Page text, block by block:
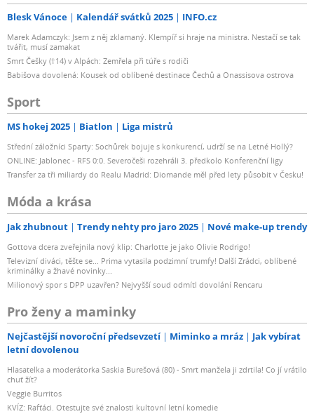
Blesk Vánoce Kalendář svátků 2025 INFO.cz
Marek Adamczyk: Jsem z něj zklamaný. Klempíř si hraje na ministra. Nestačí se tak
tvářit, musí zamakat
Smrt Češky (†14) v Alpách: Zemřela při túře s rodiči
Babišova dovolená: Kousek od oblíbené destinace Čechů a Onassisova ostrova
Sport
MS hokej 2025 Biatlon Liga mistrů
Střední záložníci Sparty: Sochůrek bojuje s konkurencí, udrží se na Letné Hollý?
ONLINE: Jablonec - RFS 0:0. Severočeši rozehráli 3. předkolo Konferenční ligy
Transfer za tři miliardy do Realu Madrid: Diomande měl před lety působit v Česku!
Móda a krása
Jak zhubnout Trendy nehty pro jaro 2025 Nové make-up trendy
Gottova dcera zveřejnila nový klip: Charlotte je jako Olivie Rodrigo!
Televizní diváci, těšte se... Prima vytasila podzimní trumfy! Další Zrádci, oblíbené
kriminálky a žhavé novinky...
Milionový spor s DPP uzavřen? Nejvyšší soud odmítl dovolání Rencaru
Pro ženy a maminky
Nejčastější novoroční předsevzetí Miminko a mráz
Jak vybírat
letní dovolenou
Hlasatelka a moderátorka Saskia Burešová (80) - Smrt manžela ji zdrtila! Co jí vrátilo
chuť žít?
Veggie Burritos
KVÍZ: Rafťáci. Otestujte své znalosti kultovní letní komedie